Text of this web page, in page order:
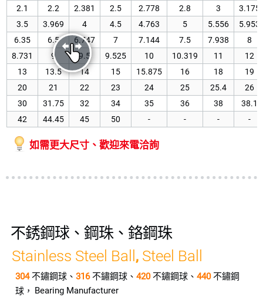
2.1
2.2 2.381 2.5 2.778 2.8 3
3.175
3.5
3.969 4 4.5 4.763 5 5.556
5.953
6.35
6.5 6.747 7 7.144 7.5 7.938
8
8.731
9 9.5 9.525 10 10.319 11
12
13
13.5 14 15 15.875 16 18
19
20
21 22 23 24 25 25.4
26
30
31.75 32 34 35 36 38
38.1
42
44.45 45 50 - - - -
如需更大尺寸、歡迎來電洽詢
不銹鋼球、鋼珠、鉻鋼珠
Stainless Steel Ball , Steel Ball
304不鏽鋼球、 316不鏽鋼球、 420不鏽鋼球、 440不鏽鋼
球，
Bearing Manufacturer